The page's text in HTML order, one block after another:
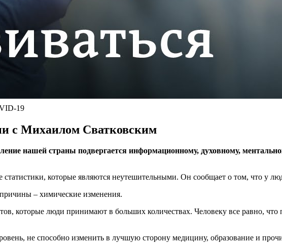
19
с Михаилом Сватковским
нашей страны подвергается информационному, духовному,
которые являются неутешительными. Он сообщает о том, что у
– химические изменения.
которые люди принимают в больших количествах. Человеку все равно, что
не способно изменить в лучшую сторону медицину, образование и